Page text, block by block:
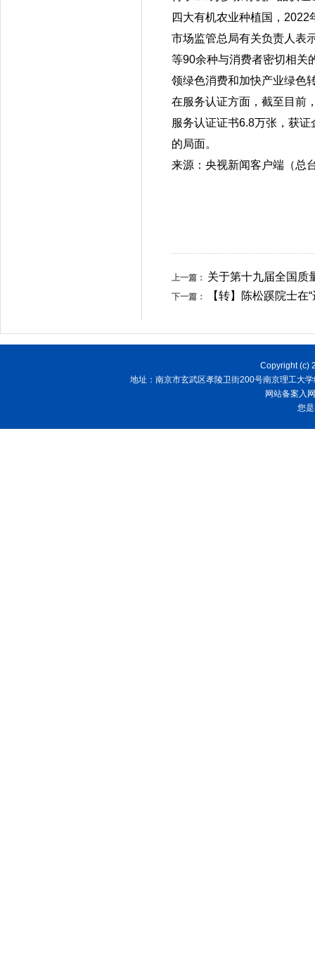
四大有机农业种植国，
市场监管总局有关负责人表
等90余种与消费者密切相关
领绿色消费和加快产业绿色
在服务认证方面，截至目前
服务认证证书6.8万张，获
的局面。
来源：央视新闻客户端（总
上一篇： 关于第十九届全国质
下一篇： 【转】陈松蹊院士
Copyright (c)
地址：南京市玄武区孝陵卫街200号南京理工大
网站备案入
您